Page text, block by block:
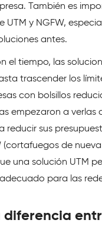
También es
UTM y NGFW,
antes.
el tiempo, las
trascender los
con bolsillos
empezaron a verlas
reducir sus
(cortafuegos de
una solución UTM
para las
diferencia